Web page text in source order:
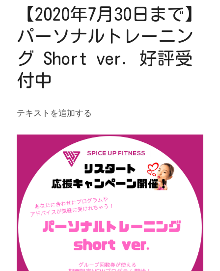
ONLINEレッスン
グッズ
導入を希望する施設様へ
お問い合わせ
【2020年7月30日まで】
パーソナルトレーニン
グ Short ver. 好評受
付中
テキストを追加する